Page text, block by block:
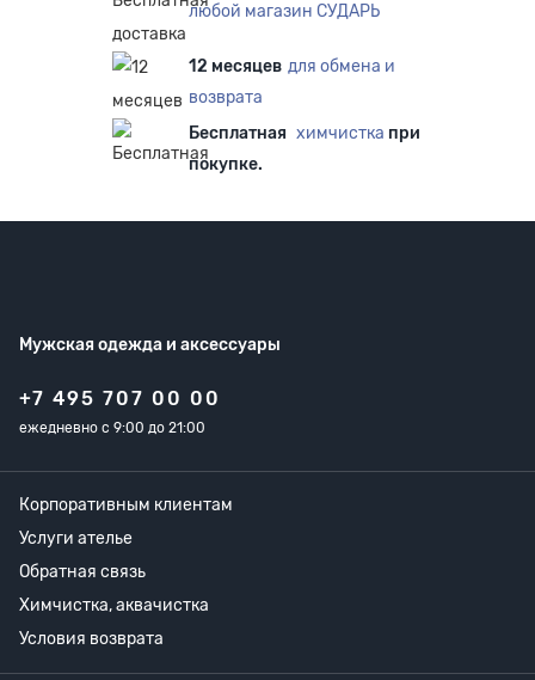
любой магазин СУДАРЬ
12 месяцев для обмена и
возврата
Бесплатная химчистка при
покупке.
Мужская одежда и аксессуары
+7 495 707 00 00
ежедневно с 9:00 до 21:00
Корпоративным клиентам
Услуги ателье
Обратная связь
Химчистка, аквачистка
Условия возврата